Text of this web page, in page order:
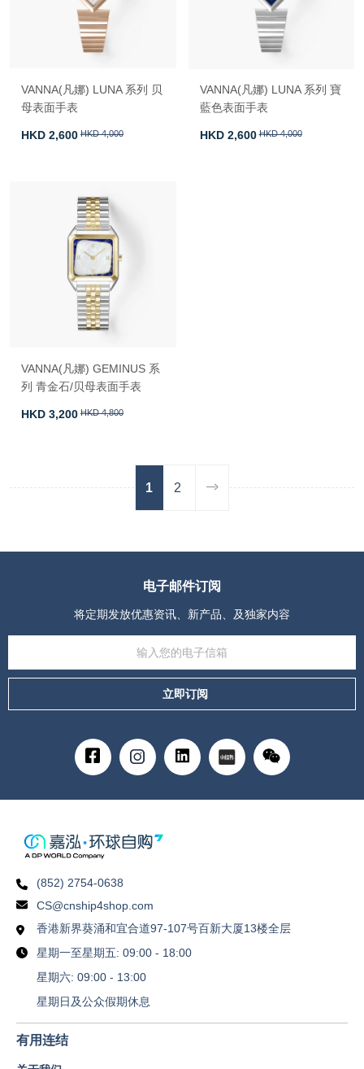
VANNA(凡娜) LUNA 系列 贝
母表面手表
HKD 2,600 HKD 4,000
VANNA(凡娜) LUNA 系列 寶
藍色表面手表
HKD 2,600 HKD 4,000
VANNA(凡娜) GEMINUS 系
列 青金石/贝母表面手表
HKD 3,200 HKD 4,800
1 2
电子邮件订阅
将定期发放优惠资讯、新产品、及独家内容
立即订阅
(852) 2754-0638
CS@cnship4shop.com
香港新界葵涌和宜合道97-107号百新大厦13楼全层
星期一至星期五: 09:00 - 18:00
星期六: 09:00 - 13:00
星期日及公众假期休息
有用连结